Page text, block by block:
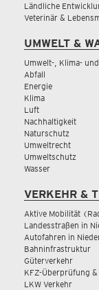
Ländliche
Veterinär &
UMWELT &
Umwelt-, Klima-
Abfall
Energie
Klima
Luft
Nachhaltigkeit
Naturschutz
Umweltrecht
Umweltschutz
Wasser
VERKEHR &
Aktive Mobilität
Landesstraßen in
Autofahren in
Bahninfrastruktur
Güterverkehr
KFZ-Überprüfung
LKW Verkehr